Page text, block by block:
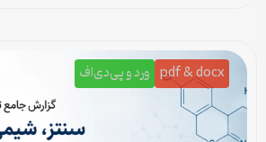
pdf & docx ورد و پی‌دی‌اف